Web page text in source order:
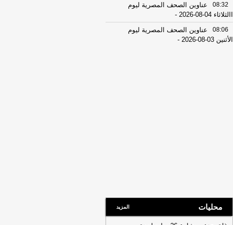
08:32
عناوين الصحف المصرية ليوم
االثلاثاء 04-08-2026
-
08:06
عناوين الصحف المصرية ليوم
الأثنين 03-08-2026
-
12:46
وفاة والد تامر حسني بعد وعكة
صحية مفاجئة-موقع الدستور
محليات المزيد